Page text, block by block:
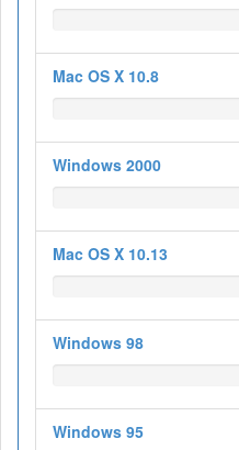
Mac OS X 10.8
Windows 2000
Mac OS X 10.13
Windows 98
Windows 95